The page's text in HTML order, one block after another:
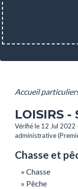
Accueil
LOISIRS -
Vérifié le 12 Jul
administrative
Chasse et
Chasse
Pêche